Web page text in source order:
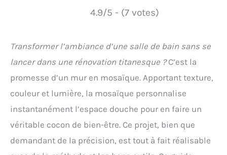
4.9/5 - (7 votes)
Transformer l’ambiance d’une salle de bain sans se
lancer dans une rénovation titanesque ?C’est la
promesse d’un mur en mosaïque. Apportant texture,
couleur et lumière, la mosaïque personnalise
instantanément l’espace douche pour en faire un
véritable cocon de bien-être. Ce projet, bien que
demandant de la précision, est tout à fait réalisable